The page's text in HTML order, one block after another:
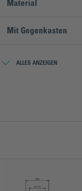
Material
Mit Gegenkasten
ALLES ANZEIGEN